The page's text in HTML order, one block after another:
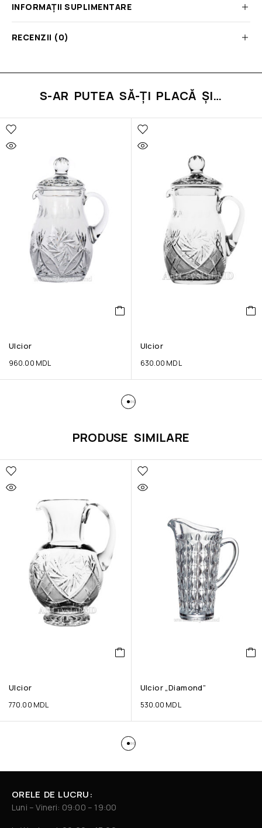
INFORMAȚII SUPLIMENTARE
RECENZII (0)
S-AR PUTEA SĂ-ȚI PLACĂ ȘI…
Ulcior
960.00 MDL
Ulcior
630.00 MDL
PRODUSE SIMILARE
Ulcior
770.00 MDL
Ulcior „Diamond”
530.00 MDL
ORELE DE LUCRU:
Luni – Vineri: 09:00 – 19:00